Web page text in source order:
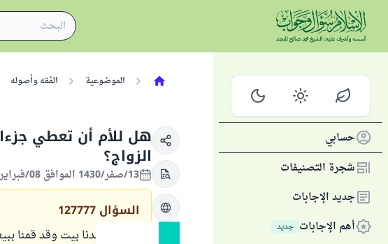
حسابي
شجرة التصنيفات
جديد الإجابات
أهم الإجابات جديد
الموضوعية الفقه وأصوله
هل للأم أن تعطي
الزواج؟
13/صفر/1430 الموافق 08/فبراير/2009
السؤال 127777